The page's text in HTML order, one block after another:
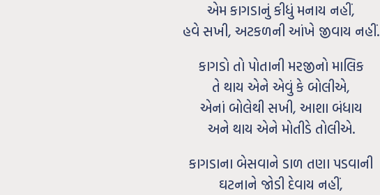
એમ કાગડાનું કીધું મનાય નહીં,
હવે સખી, અટકળની આંખે જીવાય નહીં.
કાગડો તો પોતાની મરજીનો માલિક
તે થાય એને એવું કે બોલીએ,
એનાં બોલેથી સખી, આશા બંધાય
અને થાય એને મોતીડે તોલીએ.
કાગડાના બેસવાને ડાળ તણા પડવાની
ઘટનાને જોડી દેવાય નહીં,